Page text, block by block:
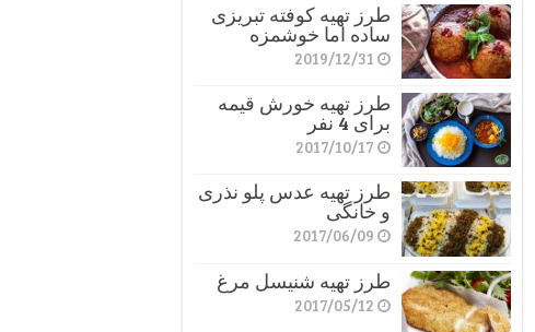
طرز تهیه کوفته تبریزی
ساده اما خوشمزه
2019/12/31
طرز تهیه خورش قیمه
برای 4 نفر
2017/10/17
طرز تهیه عدس پلو نذری
و خانگی
2017/06/09
طرز تهیه شنیسل مرغ
2017/05/12